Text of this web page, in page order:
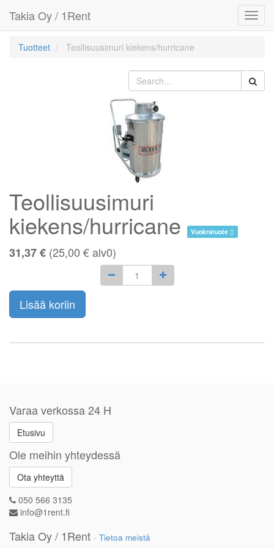
Takia Oy / 1Rent
Tuotteet Teollisuusimuri kiekens/hurricane
Teollisuusimuri
kiekens/hurricane Vuokratuote
31,37 € (25,00 €alv0)
Lisää koriin
Varaa verkossa 24 H
Etusivu
Ole meihin yhteydessä
Ota yhteyttä
050 566 3135
info@1rent.fi
Takia Oy / 1Rent - Tietoa meistä